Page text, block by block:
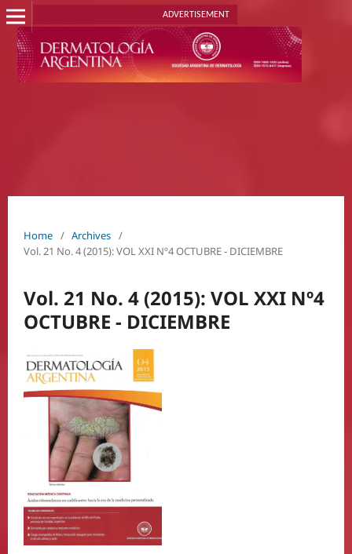
ADVERTISEMENT
Home / Archives /
Vol. 21 No. 4 (2015): VOL XXI Nº4 OCTUBRE - DICIEMBRE
Vol. 21 No. 4 (2015): VOL XXI Nº4
OCTUBRE - DICIEMBRE